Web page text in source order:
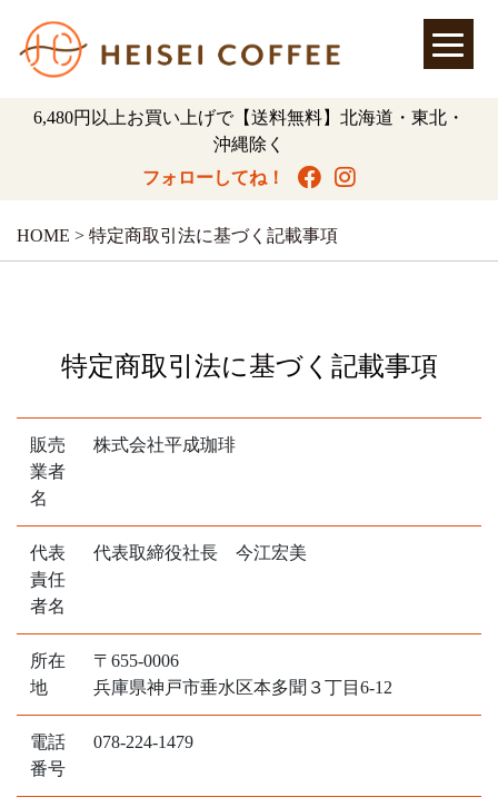
6,480円以上お買い上げで【送料無料】北海道・東北・
沖縄除く
フォローしてね！
HOME > 特定商取引法に基づく記載事項
特定商取引法に基づく記載事項
販売
業者
名
株式会社平成珈琲
代表
責任
者名
代表取締役社長 今江宏美
所在
地
〒655-0006
兵庫県神戸市垂水区本多聞３丁目6-12
電話
番号
078-224-1479